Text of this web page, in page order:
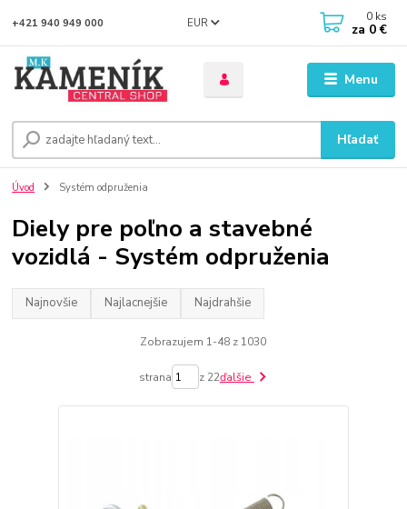
Menu
EUR
Hľadať
+421 940 949 000 0 ks
za 0 €
Úvod Systém odpruženia
Diely pre poľno a stavebné
vozidlá - Systém odpruženia
Najnovšie Najlacnejšie Najdrahšie
Zobrazujem 1-48 z 1030
strana z 22ďalšie